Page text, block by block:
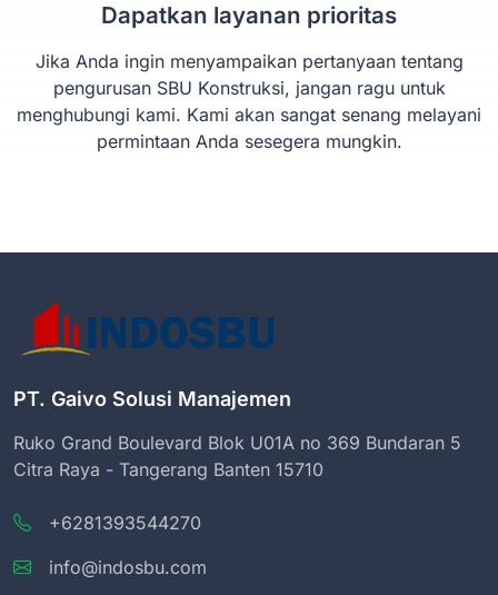
Dapatkan layanan prioritas
Jika Anda ingin menyampaikan pertanyaan tentang
pengurusan SBU Konstruksi, jangan ragu untuk
menghubungi kami. Kami akan sangat senang melayani
permintaan Anda sesegera mungkin.
PT. Gaivo Solusi Manajemen
Ruko Grand Boulevard Blok U01A no 369 Bundaran 5
Citra Raya - Tangerang Banten 15710
+6281393544270
info@indosbu.com